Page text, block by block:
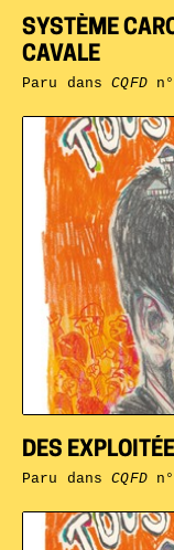
DES
Paru dansCQFD
SYSTÈME
CAVALE
Paru dansCQFD